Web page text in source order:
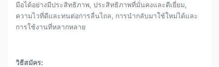
มือได้อย่างมีประสิทธิภาพ, ประสิทธิภาพที่มั่นคงและดีเยี่ยม,
ความไวที่ดีและทนต่อการลื่นไถล, การนำกลับมาใช้ใหม่ได้และ
การใช้งานที่หลากหลาย
วิธีสมัคร: